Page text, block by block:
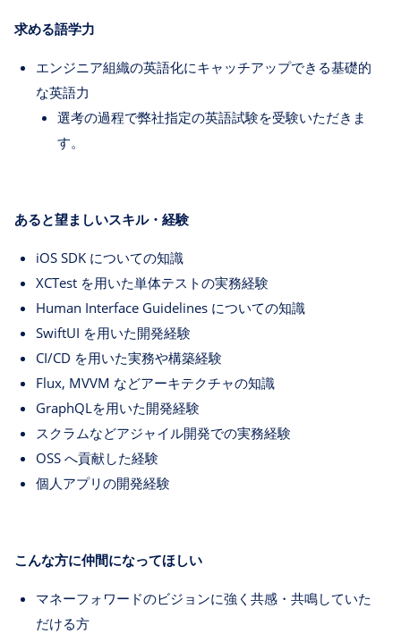
求める語学力
エンジニア組織の英語化にキャッチアップできる基礎的
な英語力
選考の過程で弊社指定の英語試験を受験いただきま
す。
あると望ましいスキル・経験
iOS SDK についての知識
XCTest を用いた単体テストの実務経験
Human Interface Guidelines についての知識
SwiftUI を用いた開発経験
CI/CD を用いた実務や構築経験
Flux, MVVM などアーキテクチャの知識
GraphQLを用いた開発経験
スクラムなどアジャイル開発での実務経験
OSS へ貢献した経験
個人アプリの開発経験
こんな方に仲間になってほしい
マネーフォワードのビジョンに強く共感・共鳴していた
だける方